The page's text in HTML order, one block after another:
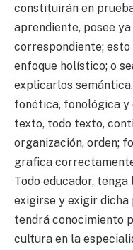
constituirán en
aprendiente, posee
correspondiente;
enfoque holístico; o
explicarlos
fonética, fonológica
texto, todo texto,
organización, orden;
grafica
Todo educador,
exigirse y exigir dicha
tendrá conocimiento
cultura en la